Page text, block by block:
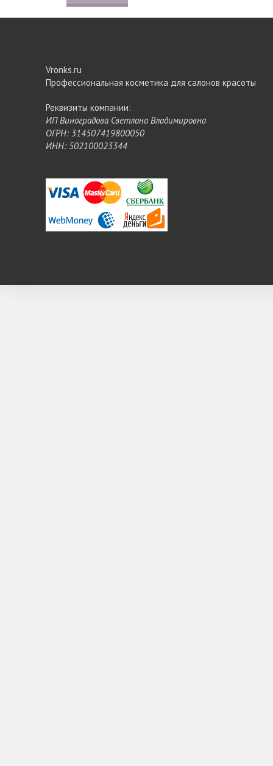
Vronks.ru
Профессиональная косметика для салонов красоты
Реквизиты компании:
ИП Виноградова Светлана Владимировна
ОГРН: 314507419800050
ИНН: 502100023344